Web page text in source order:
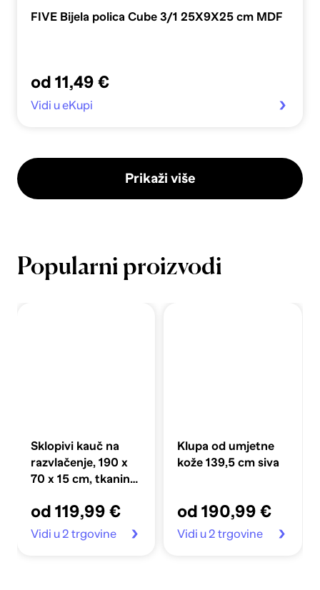
FIVE Bijela polica Cube 3/1 25X9X25 cm MDF
od 11,49 €
Vidi u eKupi
Prikaži više
Popularni proizvodi
Sklopivi kauč na
razvlačenje, 190 x
70 x 15 cm, tkanina,
od 119,99 €
Vidi u 2 trgovine
Klupa od umjetne
kože 139,5 cm siva
od 190,99 €
Vidi u 2 trgovine